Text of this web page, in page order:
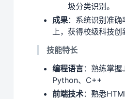
圾分类识别。
成果：系统识别准
上，获得校级科技创
技能特长
编程语言：熟练掌握
Python、C++
前端技术：熟悉